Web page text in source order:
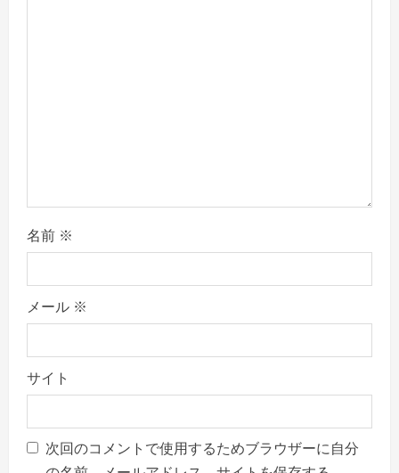
名前 ※
メール ※
サイト
次回のコメントで使用するためブラウザーに自分